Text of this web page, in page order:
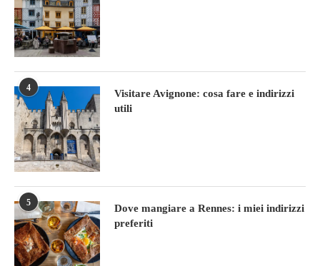
4
Visitare Avignone: cosa fare e indirizzi
utili
5
Dove mangiare a Rennes: i miei indirizzi
preferiti